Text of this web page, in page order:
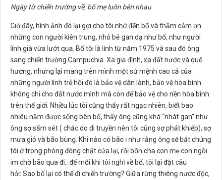
Ngày từ chiến trường về, bố mẹ luôn bên nhau
Giờ đây, hình ảnh đó lại gợi cho tôi nhớ đến bố và thầm cảm ơn
những con người kiên trung, nhỏ bé gan dạ như bố, như người
lính già vừa lướt qua. Bố tôi là lính từ năm 1975 và sau đó ông
sang chiến trường Campuchia. Xa gia đình, xa đất nước và quê
hương, nhưng lại mang trên mình một sứ mệnh cao cả của
những người lính trẻ hồi đó là bảo vệ dân lành, bảo vệ hòa bình
không chỉ cho đất nước mình mà còn để bảo vệ cho nền hòa bình
trên thế giới. Nhiều lúc tôi cũng thấy rất ngạc nhiên, biết bao
nhiêu năm được sống bên bố, thấy ông cũng khá “nhát gan” như
ông sợ sấm sét ( chắc do di truyền nên tôi cũng sợ phát khiếp), sợ
mưa gió và bão bùng. Khi nào có bão i như rằng ông sẽ bắt chúng
tôi ở trong phòng đóng chặt cửa lại, rồi bốn cha con mẹ con ngồi
im chờ bão qua đi.. để mỗi khi tôi nghĩ về bố, tôi lại đặt câu
hỏi: Sao bố lại có thể đi chiến trường? Giữa rừng thiêng nước độc,